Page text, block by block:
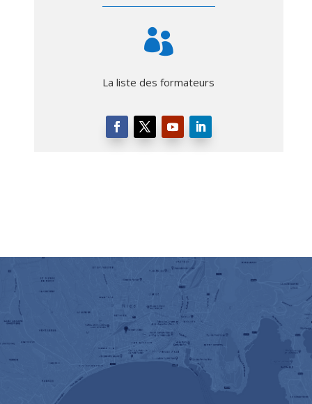

La liste des formateurs